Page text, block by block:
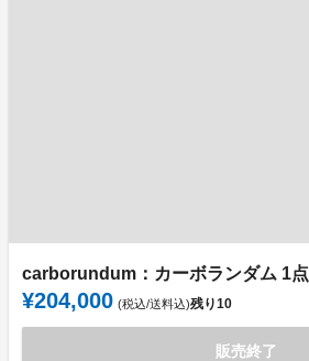
carborundum：カーボランダム 1点
¥204,000 (税込/送料込)残り10
販売終了